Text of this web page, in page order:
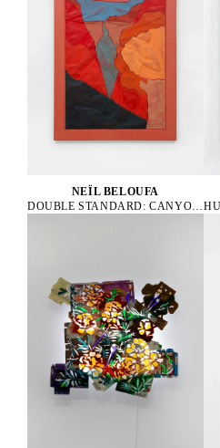
NEÏL BELOUFA
DOUBLE STANDARD: CANYON, 2024